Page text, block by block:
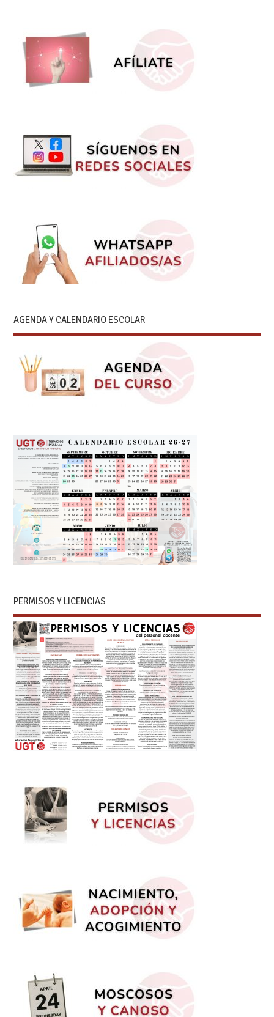
AGENDA Y CALENDARIO ESCOLAR
PERMISOS Y LICENCIAS